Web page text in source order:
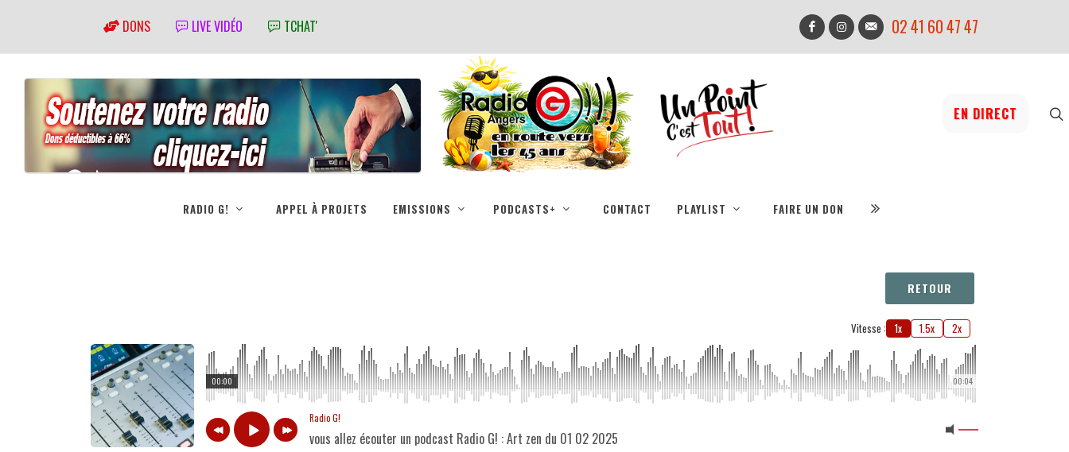
DONS LIVE VIDÉO TCHAT' 02 41 60 47 47
EN DIRECT
RADIO G! APPEL À PROJETS EMISSIONS PODCASTS+ CONTACT PLAYLIST FAIRE UN DON
RETOUR
Vitesse : 1x 1.5x 2x
00:04
00:00
Radio G!
vous allez écouter un podcast Radio G! : Art zen du 01 02 2025